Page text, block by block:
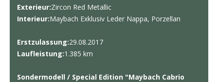
Exterieur:Zircon Red Metallic
Interieur:Maybach Exklusiv Leder Nappa, Porzellan
Erstzulassung:29.08.2017
Laufleistung:1.385 km
Sondermodell / Special Edition "Maybach Cabrio